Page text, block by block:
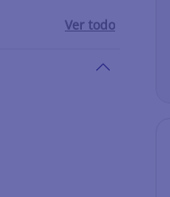
Ver todo